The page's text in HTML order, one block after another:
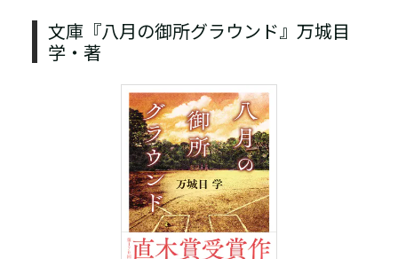
文庫『八月の御所グラウンド』万城目
学・著